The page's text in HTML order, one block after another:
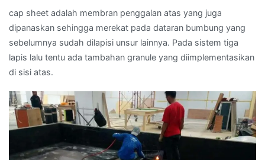
cap sheet adalah membran penggalan atas yang juga
dipanaskan sehingga merekat pada dataran bumbung yang
sebelumnya sudah dilapisi unsur lainnya. Pada sistem tiga
lapis lalu tentu ada tambahan granule yang diimplementasikan
di sisi atas.